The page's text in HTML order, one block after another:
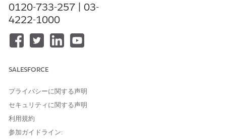
いくつかの金融サービスプロセスでは、小切手帳の納入先住所や
保険契約の請求先住所などの住所情報を入力する必要がありま
府県選択リストと国選択リストに依存します。
Change Billing Cycle (請求サイクルの変更)
カードをロックまたはロック解除
カード使用量の管理
クレジット限度サービスを管理
0120-733-257 | 03-
4222-1000
SALESFORCE
プライバシーに関する声明
セキュリティに関する声明
利用規約
参加ガイドライン: